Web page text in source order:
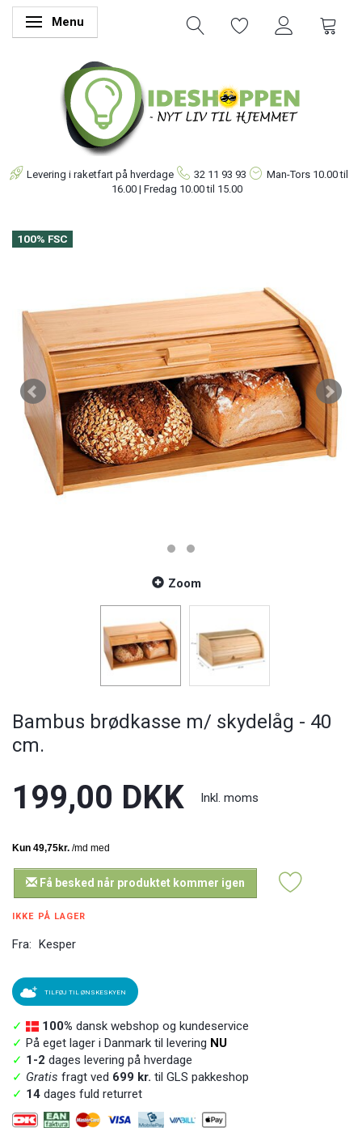
Skifte navigation
Menu
Levering i raketfart på hverdage 32 11 93 93 Man-Tors 10.00 til
16.00 | Fredag 10.00 til 15.00
100% FSC
Zoom
Bambus brødkasse m/ skydelåg - 40
cm.
199,00 DKK Inkl. moms
Få besked når produktet kommer igen
IKKE PÅ LAGER
Fra: Kesper
TILFØJ TIL ØNSKESKYEN
✓ 100% dansk webshop og kundeservice
✓ På eget lager i Danmark til levering NU
✓ 1-2 dages levering på hverdage
✓ Gratis fragt ved 699 kr. til GLS pakkeshop
✓ 14 dages fuld returret